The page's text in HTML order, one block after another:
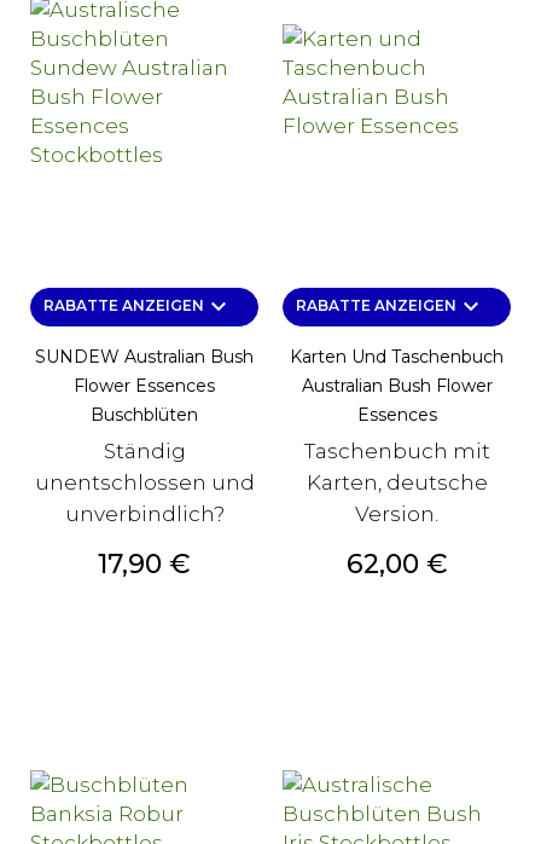
RABATTE ANZEIGEN keyboard_arrow_down
SUNDEW Australian Bush
Flower Essences
Buschblüten
Ständig
unentschlossen und
unverbindlich?
Preis
17,90 €
RABATTE ANZEIGEN keyboard_arrow_down
Karten Und Taschenbuch
Australian Bush Flower
Essences
Taschenbuch mit
Karten, deutsche
Version.
Preis
62,00 €